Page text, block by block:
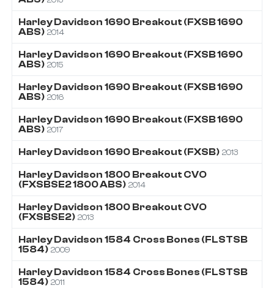
Harley Davidson 1690 Breakout (FXSB 1690
ABS) 2014
Harley Davidson 1690 Breakout (FXSB 1690
ABS) 2015
Harley Davidson 1690 Breakout (FXSB 1690
ABS) 2016
Harley Davidson 1690 Breakout (FXSB 1690
ABS) 2017
Harley Davidson 1690 Breakout (FXSB) 2013
Harley Davidson 1800 Breakout CVO
(FXSBSE2 1800 ABS) 2014
Harley Davidson 1800 Breakout CVO
(FXSBSE2) 2013
Harley Davidson 1584 Cross Bones (FLSTSB
1584) 2009
Harley Davidson 1584 Cross Bones (FLSTSB
1584) 2011